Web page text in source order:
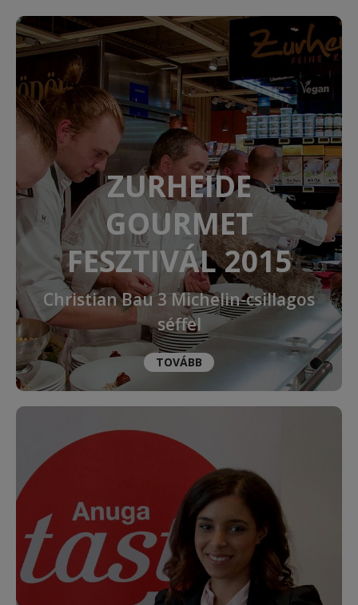
ZURHEIDE
GOURMET
FESZTIVÁL 2015
Christian Bau 3 Michelin-csillagos
séffel
TOVÁBB